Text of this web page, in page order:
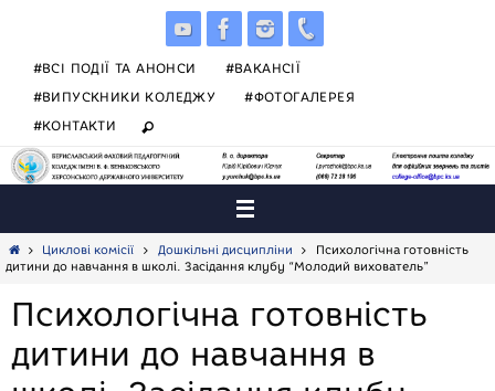
#ВСІ ПОДІЇ ТА АНОНСИ
#ВАКАНСІЇ
#ВИПУСКНИКИ КОЛЕДЖУ
#ФОТОГАЛЕРЕЯ
#КОНТАКТИ
HomeЦиклові комісії Дошкільні дисципліни
Психологічна готовність
дитини до навчання в школі. Засідання клубу “Молодий вихователь”
Психологічна готовність
дитини до навчання в